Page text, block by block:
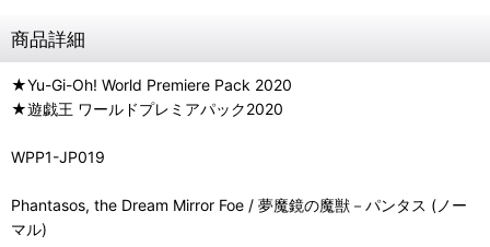
商品詳細
★Yu-Gi-Oh! World Premiere Pack 2020
★遊戯王 ワールドプレミアパック2020
WPP1-JP019
Phantasos, the Dream Mirror Foe / 夢魔鏡の魔獣－パンタス (ノー
マル)